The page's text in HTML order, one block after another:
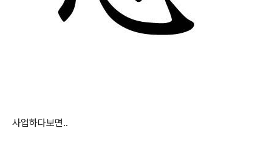
사업하다보면..